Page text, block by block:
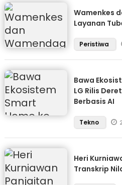
Wamenkes
Layanan
Peristiwa
Bawa
LG Rilis
Berbasis AI
Tekno
Heri
Transkrip